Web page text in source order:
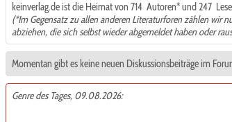
keinverlag.de ist die Heimat von 714 Autoren* und 247
(*Im Gegensatz zu allen anderen Literaturforen zählen wir
abziehen, die sich selbst wieder abgemeldet haben oder
Momentan gibt es keine neuen Diskussionsbeiträge im
Genre des Tages, 09.08.2026: